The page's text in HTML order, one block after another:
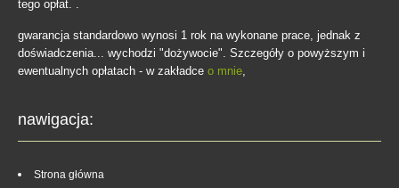
tego opłat. .
gwarancja standardowo wynosi 1 rok na wykonane prace, jednak z
doświadczenia... wychodzi "dożywocie". Szczegóły o powyższym i
ewentualnych opłatach - w zakładce o mnie
nawigacja:
Strona główna